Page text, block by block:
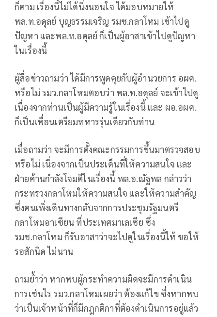
ก็ตาม เรื่องนี้ไม่ได้นิ่งนอนใจ ได้มอบหมายให้
พล.ท.อดุลย์ บุญธรรมเจริญ รมช.กลาโหม เข้าไปดู
ปัญหา และพล.ท.อดุลย์ ก็เป็นผู้อาสาเข้าไปดูปัญหา
ในเรื่องนี้
ผู้สื่อข่าวถามว่า ได้มีการพูดคุยกับผู้อำนวยการ อผศ.
หรือไม่ รมว.กลาโหมตอบว่า พล.ท.อดุลย์ จะเข้าไปดู
เนื่องจากท่านเป็นผู้มีความรู้ในเรื่องนี้ และ ผอ.อผศ.
ก็เป็นเพื่อนเตรียมทหารรุ่นเดียวกับท่าน
เมื่อถามว่า จะมีการตั้งคณะกรรมการขึ้นมาตรวจสอบ
หรือไม่ เนื่องจากเป็นประเด็นที่ให้ความสนใจ และ
ฝ่ายค้านกำลังโจมตีในเรื่องนี้ พล.อ.ณัฐพล กล่าวว่า
กระทรวงกลาโหมให้ความสนใจ และให้ความสำคัญ
ซึ่งตนเพิ่งเดินทางกลับจากการประชุมรัฐมนตรี
กลาโหมอาเซียน ที่ประเทศมาเลเซีย ซึ่ง
รมช.กลาโหม ก็รับอาสาว่าจะไปดูในเรื่องนี้ให้ ขอให้
รอสักนิด ไม่นาน
ถามย้ำว่า หากพบผู้กระทำความผิดจะมีการดำเนิน
การเช่นไร รมว.กลาโหมเผยว่า ต้องแก้ไข ซึ่งหากพบ
ว่าเป็นเจ้าหน้าที่ก็มีกฎกติกาที่ต้องดำเนินการอยู่แล้ว